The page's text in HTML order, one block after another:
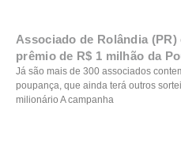
Associado de Rolândia
prêmio de R$ 1 milhão da
Já são mais de 300 associados
poupança, que ainda terá outros
milionário A campanha